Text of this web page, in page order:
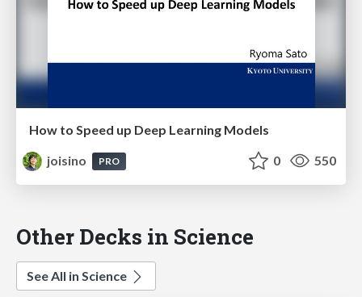
How to Speed up Deep Learning Models
joisino
PRO 0 550
Other Decks in Science
See All in Science